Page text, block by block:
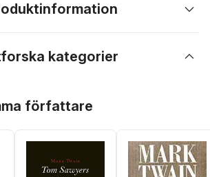
kategorier
författare